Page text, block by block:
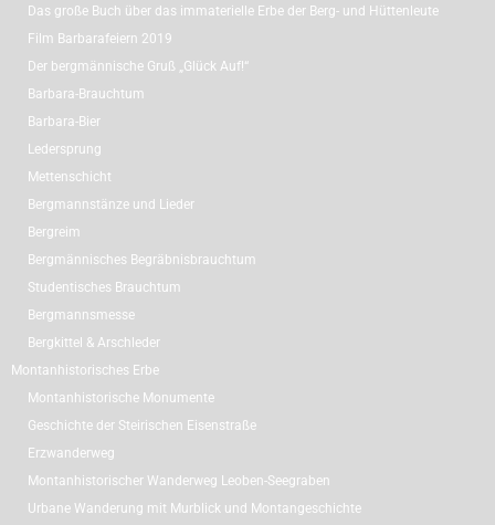
Das große Buch über das immaterielle Erbe der Berg- und Hüttenleute
Film Barbarafeiern 2019
Der bergmännische Gruß „Glück Auf!“
Barbara-Brauchtum
Barbara-Bier
Ledersprung
Mettenschicht
Bergmannstänze und Lieder
Bergreim
Bergmännisches Begräbnisbrauchtum
Studentisches Brauchtum
Bergmannsmesse
Bergkittel & Arschleder
Montanhistorisches Erbe
Montanhistorische Monumente
Geschichte der Steirischen Eisenstraße
Erzwanderweg
Montanhistorischer Wanderweg Leoben-Seegraben
Urbane Wanderung mit Murblick und Montangeschichte